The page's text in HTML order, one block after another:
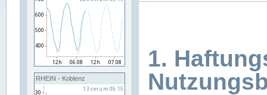
RHEIN - Koblenz
1.